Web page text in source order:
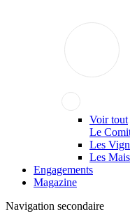
Voir tout
Le
Les
Les
Engagements
Magazine
Navigation secondaire